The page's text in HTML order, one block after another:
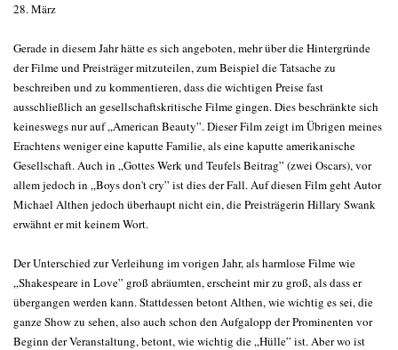
28. März
Gerade in diesem Jahr hätte es sich angeboten, mehr über die Hintergründe
der Filme und Preisträger mitzuteilen, zum Beispiel die Tatsache zu
beschreiben und zu kommentieren, dass die wichtigen Preise fast
ausschließlich an gesellschaftskritische Filme gingen. Dies beschränkte sich
keineswegs nur auf „American Beauty”. Dieser Film zeigt im Übrigen meines
Erachtens weniger eine kaputte Familie, als eine kaputte amerikanische
Gesellschaft. Auch in „Gottes Werk und Teufels Beitrag” (zwei Oscars), vor
allem jedoch in „Boys don't cry” ist dies der Fall. Auf diesen Film geht Autor
Michael Althen jedoch überhaupt nicht ein, die Preisträgerin Hillary Swank
erwähnt er mit keinem Wort.
Der Unterschied zur Verleihung im vorigen Jahr, als harmlose Filme wie
„Shakespeare in Love” groß abräumten, erscheint mir zu groß, als dass er
übergangen werden kann. Stattdessen betont Althen, wie wichtig es sei, die
ganze Show zu sehen, also auch schon den Aufgalopp der Prominenten vor
Beginn der Veranstaltung, betont, wie wichtig die „Hülle” ist. Aber wo ist